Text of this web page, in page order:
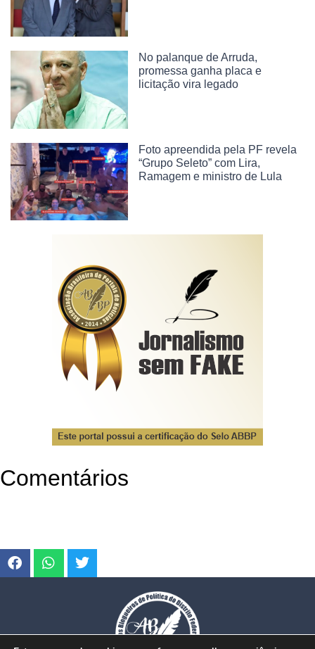
No palanque de Arruda,
promessa ganha placa e
licitação vira legado
Foto apreendida pela PF revela
“Grupo Seleto” com Lira,
Ramagem e ministro de Lula
Comentários